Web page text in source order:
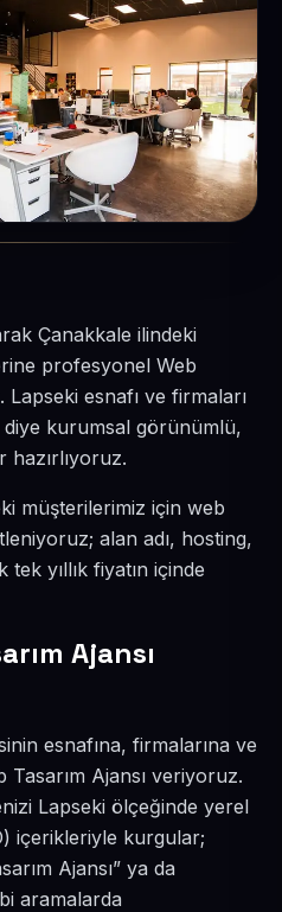
Çanakkale ilindeki
profesyonel Web
Lapseki esnafı ve firmaları
diye kurumsal görünümlü,
müşterilerimiz için web
alan adı, hosting,
yıllık fiyatın içinde
Ajansı
esnafına, firmalarına ve
Tasarım Ajansı veriyoruz.
Lapseki ölçeğinde yerel
içerikleriyle kurgular;
Ajansı” ya da
aramalarda